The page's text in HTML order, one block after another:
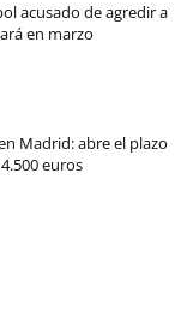
acusado de agredir a
en marzo
Madrid: abre el plazo
euros